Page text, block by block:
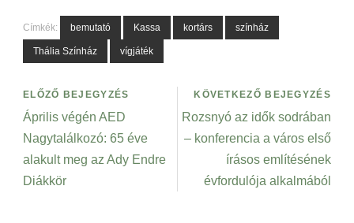
Címkék: bemutató Kassa kortárs színház
Thália Színház vígjáték
ELŐZŐ BEJEGYZÉS
Április végén AED
Nagytalálkozó: 65 éve
alakult meg az Ady Endre
Diákkör
KÖVETKEZŐ BEJEGYZÉS
Rozsnyó az idők sodrában
– konferencia a város első
írásos említésének
évfordulója alkalmából